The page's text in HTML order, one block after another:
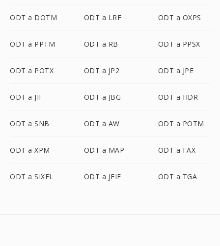
ODT a DOTM ODT a LRF ODT a OXPS
ODT a PPTM ODT a RB ODT a PPSX
ODT a POTX ODT a JP2 ODT a JPE
ODT a JIF ODT a JBG ODT a HDR
ODT a SNB ODT a AW ODT a POTM
ODT a XPM ODT a MAP ODT a FAX
ODT a SIXEL ODT a JFIF ODT a TGA